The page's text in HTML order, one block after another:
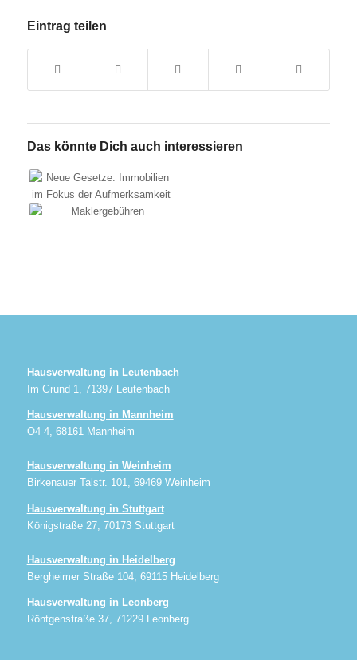
Eintrag teilen
Das könnte Dich auch interessieren
Hausverwaltung in Leutenbach
Im Grund 1, 71397 Leutenbach
Hausverwaltung in Mannheim
O4 4, 68161 Mannheim
Hausverwaltung in Weinheim
Birkenauer Talstr. 101, 69469 Weinheim
Hausverwaltung in Stuttgart
Königstraße 27, 70173 Stuttgart
Hausverwaltung in Heidelberg
Bergheimer Straße 104, 69115 Heidelberg
Hausverwaltung in Leonberg
Röntgenstraße 37, 71229 Leonberg